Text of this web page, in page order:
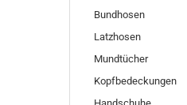
Bundhosen
Latzhosen
Mundtücher
Kopfbedeckungen